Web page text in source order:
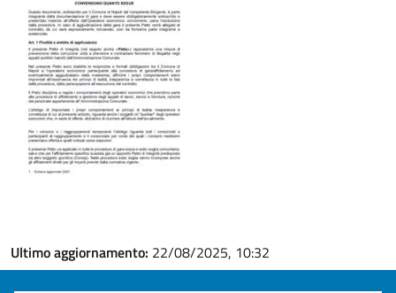
Ultimo aggiornamento: 22/08/2025, 10:32